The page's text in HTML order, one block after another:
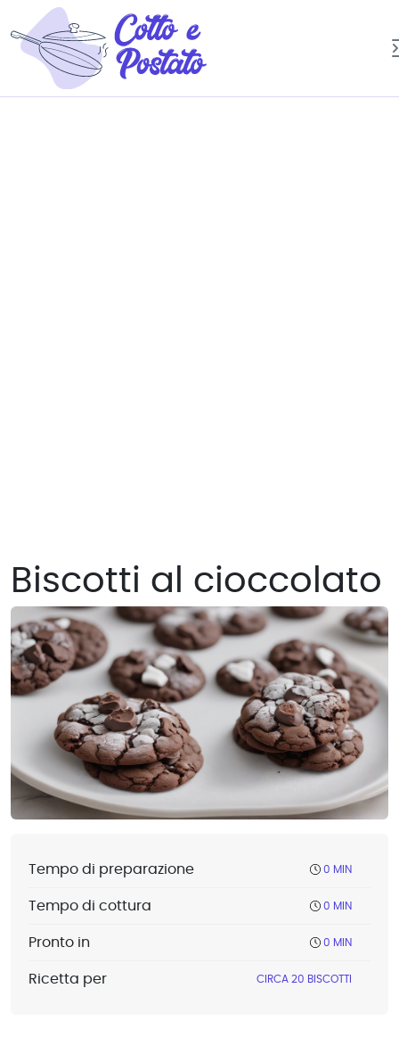
Biscotti al cioccolato
Tempo di preparazione 0 MIN
Tempo di cottura 0 MIN
Pronto in 0 MIN
Ricetta per CIRCA 20 BISCOTTI